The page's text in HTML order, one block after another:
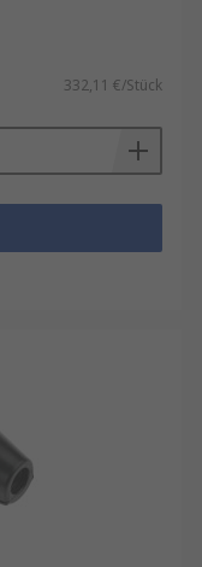
332,11 €/Stück